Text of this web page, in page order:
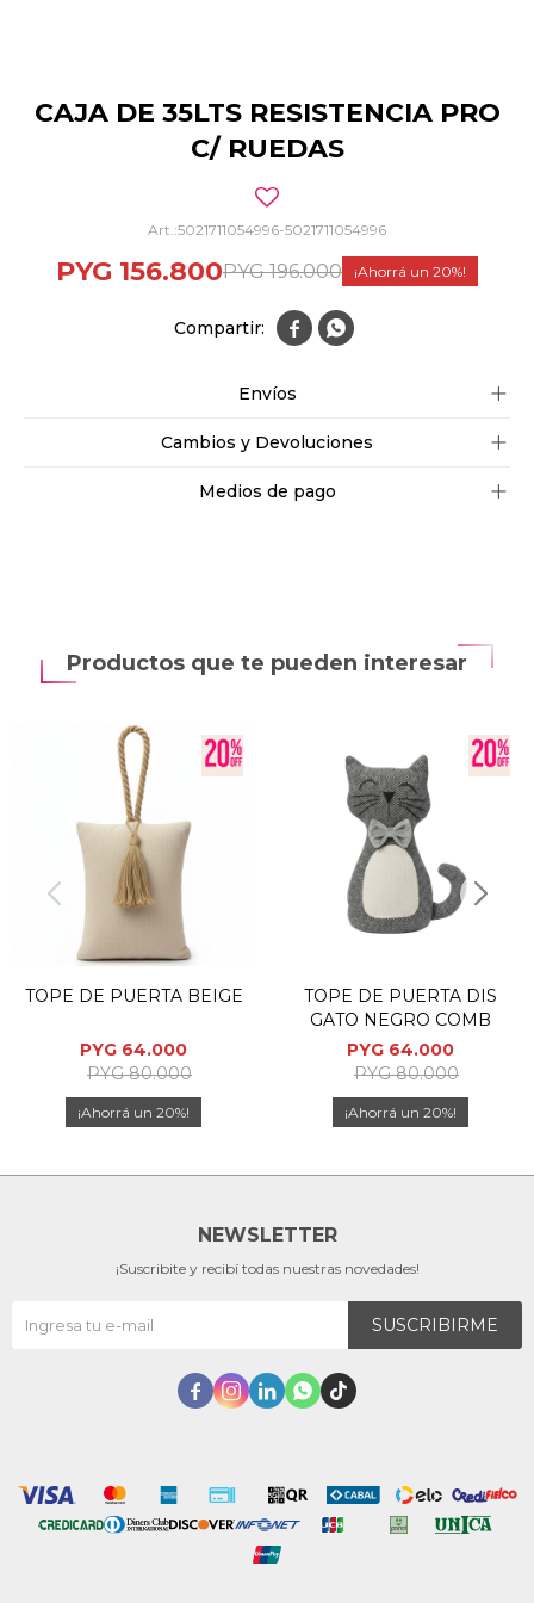
CAJA DE 35LTS RESISTENCIA PRO
C/ RUEDAS
5021711054996-5021711054996
PYG 156.800PYG 196.000 20
 
Envíos
Cambios y Devoluciones
Medios de pago
Productos que te pueden interesar
TOPE DE PUERTA BEIGE
PYG 64.000
PYG 80.000
20
TOPE DE PUERTA DIS
GATO NEGRO COMB
PYG 64.000
PYG 80.000
20
NEWSLETTER
¡Suscribite y recibí todas nuestras novedades!
SUSCRIBIRME
    